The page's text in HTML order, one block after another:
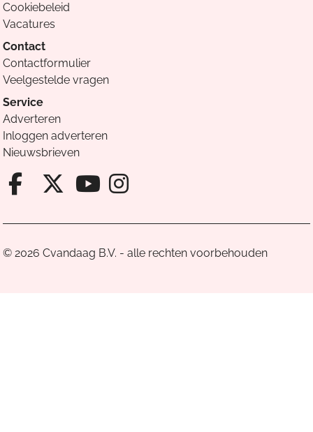
Cookiebeleid
Vacatures
Contact
Contactformulier
Veelgestelde vragen
Service
Adverteren
Inloggen adverteren
Nieuwsbrieven
Facebook van Cvandaag
X van Cvandaag
Instagram van
© 2026 Cvandaag B.V. - alle rechten voorbehouden